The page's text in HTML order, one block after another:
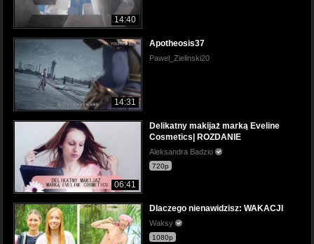
14:40
14:31
Apotheosis37
Pawel_Zielinski20
06:41
Delikatny makijaż marką Eveline
Cosmetics| ROZDANIE
Aleksandra Badzio
720p
Dlaczego nienawidzisz: WAKACJI
Waksy
1080p